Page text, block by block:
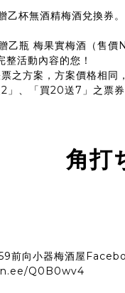
杯無酒精梅酒兌換券。
乙瓶 梅果實梅酒 （售
活動內容的您！
之方案，方案價格相同
」、「買20送7」之票
角打
前向小器梅酒屋
Q0B0wv4